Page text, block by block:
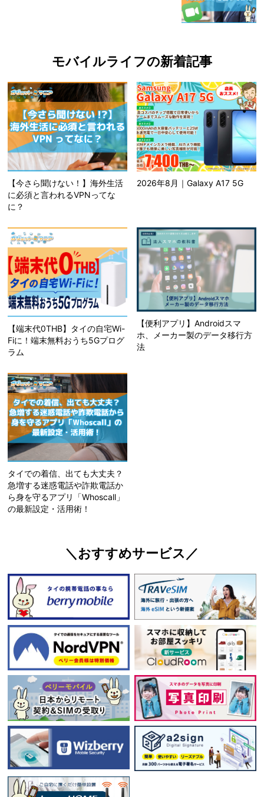
モバイルライフの新着記事
【今さら聞けない！】海外生活
に必須と言われるVPNってな
に？
2026年8月｜Galaxy A17 5G
【端末代0THB】タイの自宅Wi-
Fiに！端末無料おうち5Gプログ
ラム
【便利アプリ】Androidスマ
ホ、メーカー製のデータ移行方
法
タイでの着信、出ても大丈夫？
急増する迷惑電話や詐欺電話か
ら身を守るアプリ「Whoscall」
の最新設定・活用術！
＼おすすめサービス／